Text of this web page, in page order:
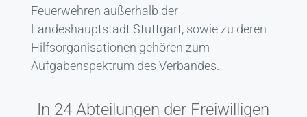
Feuerwehren außerhalb der
Landeshauptstadt Stuttgart, sowie zu deren
Hilfsorganisationen gehören zum
Aufgabenspektrum des Verbandes.
In 24 Abteilungen der Freiwilligen